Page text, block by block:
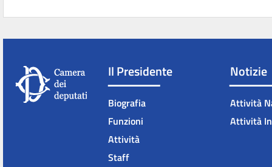
Il Presidente
Biografia
Funzioni
Attività
Staff
Notizie
Attività
Attività